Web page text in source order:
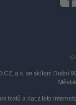
©
a.s. se sídlem Dušní
textů a dat z této